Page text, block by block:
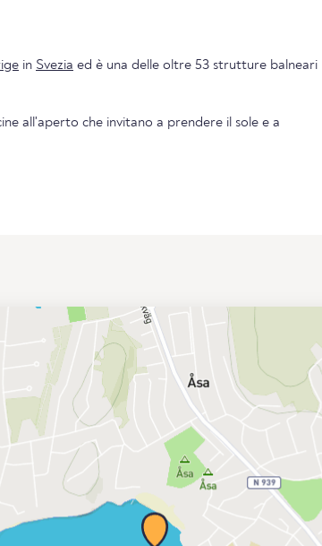
in Svezia ed è una delle oltre 53 strutture balneari
all'aperto che invitano a prendere il sole e a